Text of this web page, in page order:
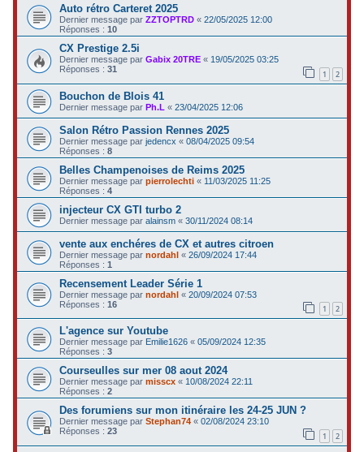
Auto rétro Carteret 2025
Dernier message parZZTOPTRD «22/05/2025 12:00
Réponses :10
CX Prestige 2.5i
Dernier message parGabix 20TRE « 19/05/2025 03:25
Réponses :31 1 2
Bouchon de Blois 41
Dernier message parPh.L «23/04/2025 12:06
Salon Rétro Passion Rennes 2025
Dernier message parjedencx «08/04/2025 09:54
Réponses :8
Belles Champenoises de Reims 2025
Dernier message parpierrolechti « 11/03/2025 11:25
Réponses :4
injecteur CX GTI turbo 2
Dernier message paralainsm «30/11/2024 08:14
vente aux enchéres de CX et autres citroen
Dernier message parnordahl «26/09/2024 17:44
Réponses :1
Recensement Leader Série 1
Dernier message parnordahl «20/09/2024 07:53
Réponses :16 1 2
L'agence sur Youtube
Dernier message par Emilie1626 «05/09/2024 12:35
Réponses :3
Courseulles sur mer 08 aout 2024
Dernier message parmisscx « 10/08/2024 22:11
Réponses :2
Des forumiens sur mon itinéraire les 24-25 JUN ?
Dernier message parStephan74 «02/08/2024 23:10
Réponses :23 1 2